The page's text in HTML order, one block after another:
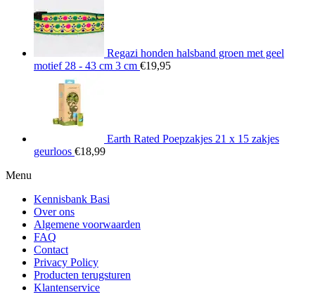
Regazi honden halsband groen met geel
motief 28 - 43 cm 3 cm €19,95
Earth Rated Poepzakjes 21 x 15 zakjes
geurloos €18,99
Menu
Kennisbank Basi
Over ons
Algemene voorwaarden
FAQ
Contact
Privacy Policy
Producten terugsturen
Klantenservice